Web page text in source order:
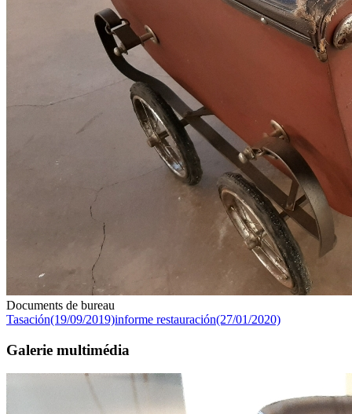
Documents de bureau
Tasación(19/09/2019)informe restauración(27/01/2020)
Galerie multimédia